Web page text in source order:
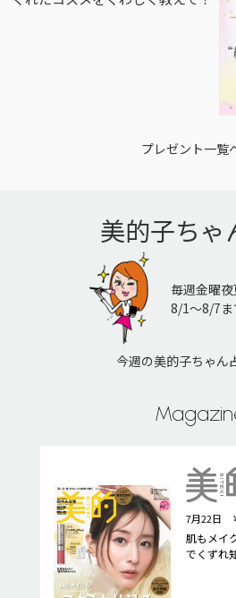
プレゼント一覧
美的子ちゃ
毎週金曜夜
8/1〜8/7ま
今週の美的子ちゃん
7月22日
肌もメイ
でくずれ